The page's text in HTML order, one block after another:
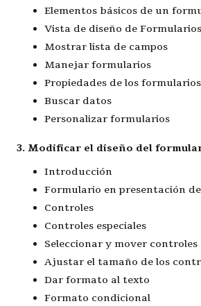
Elementos básicos de un
Vista de diseño de Formularios
Mostrar lista de campos
Manejar formularios
Propiedades de los formularios
Buscar datos
Personalizar formularios
3. Modificar el diseño del
Introducción
Formulario en presentación
Controles
Controles especiales
Seleccionar y mover controles
Ajustar el tamaño de los
Dar formato al texto
Formato condicional